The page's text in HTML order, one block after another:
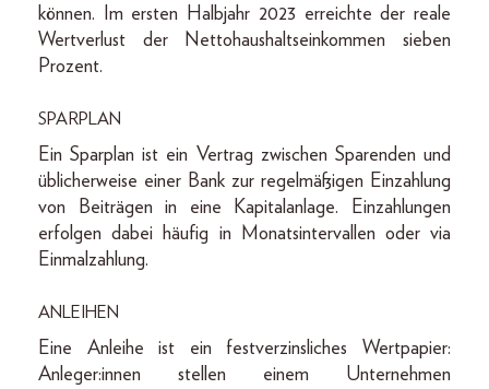
können. Im ersten Halbjahr 2023 erreichte der reale
Wertverlust der Nettohaushaltseinkommen sieben
Prozent.
SPARPLAN
Ein Sparplan ist ein Vertrag zwischen Sparenden und
üblicherweise einer Bank zur regelmäßigen Einzahlung
von Beiträgen in eine Kapitalanlage. Einzahlungen
erfolgen dabei häufig in Monatsintervallen oder via
Einmalzahlung.
ANLEIHEN
Eine Anleihe ist ein festverzinsliches Wertpapier:
Anleger:innen stellen einem Unternehmen